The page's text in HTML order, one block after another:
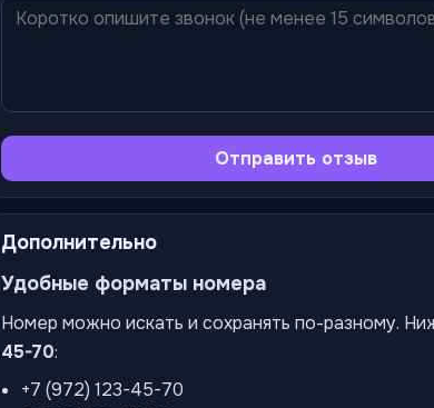
Отправить отзыв
Дополнительно
Удобные форматы номера
Номер можно искать и сохранять по-разному.
45-70:
+7 (972) 123-45-70